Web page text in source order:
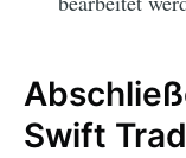
Swift